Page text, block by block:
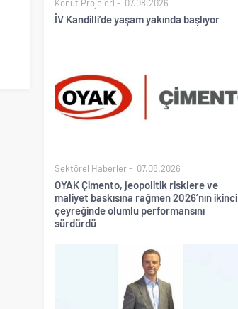
Konut Projeleri 07.08.2026
İV Kandilli’de yaşam yakında başlıyor
Sektörel Haberler 07.08.2026
OYAK Çimento, jeopolitik risklere ve
maliyet baskısına rağmen 2026’nın ikinci
çeyreğinde olumlu performansını
sürdürdü